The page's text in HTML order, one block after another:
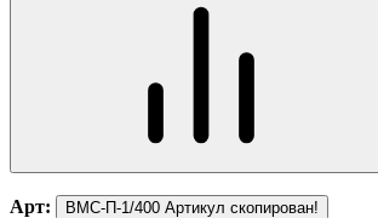
Арт: ВМС-П-1/400 Артикул скопирован!